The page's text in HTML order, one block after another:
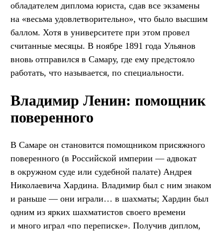
обладателем диплома юриста, сдав все экзамены
на «весьма удовлетворительно», что было высшим
баллом. Хотя в университете при этом провел
считанные месяцы. В ноябре 1891 года Ульянов
вновь отправился в Самару, где ему предстояло
работать, что называется, по специальности.
Владимир Ленин: помощник
поверенного
В Самаре он становится помощником присяжного
поверенного (в Российской империи — адвокат
в окружном суде или судебной палате) Андрея
Николаевича Хардина. Владимир был с ним знаком
и раньше — они играли… в шахматы; Хардин был
одним из ярких шахматистов своего времени
и много играл «по переписке». Получив диплом,